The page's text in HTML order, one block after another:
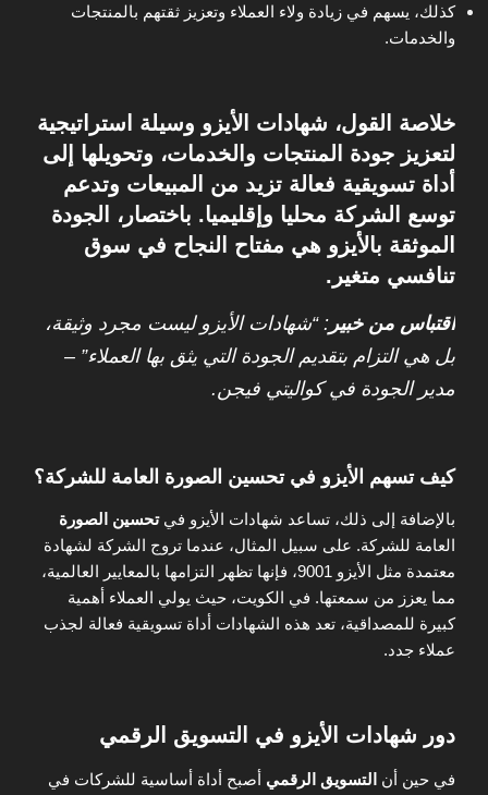
كذلك، يسهم في زيادة ولاء العملاء وتعزيز ثقتهم بالمنتجات
والخدمات.
خلاصة القول، شهادات الأيزو وسيلة استراتيجية
لتعزيز جودة المنتجات والخدمات، وتحويلها إلى
أداة تسويقية فعالة تزيد من المبيعات وتدعم
توسع الشركة محليا وإقليميا. باختصار، الجودة
الموثقة بالأيزو هي مفتاح النجاح في سوق
تنافسي متغير.
اقتباس من خبير : “شهادات الأيزو ليست مجرد وثيقة،
بل هي التزام بتقديم الجودة التي يثق بها العملاء” –
مدير الجودة في كواليتي فيجن.
كيف تسهم الأيزو في تحسين الصورة العامة للشركة؟
بالإضافة إلى ذلك، تساعد شهادات الأيزو فيتحسين الصورة
العامة للشركة. على سبيل المثال، عندما تروج الشركة لشهادة
معتمدة مثل الأيزو 9001، فإنها تظهر التزامها بالمعايير العالمية،
مما يعزز من سمعتها. في الكويت، حيث يولي العملاء أهمية
كبيرة للمصداقية، تعد هذه الشهادات أداة تسويقية فعالة لجذب
عملاء جدد.
دور شهادات الأيزو في التسويق الرقمي
في حين أن التسويق الرقمي أصبح أداة أساسية للشركات في